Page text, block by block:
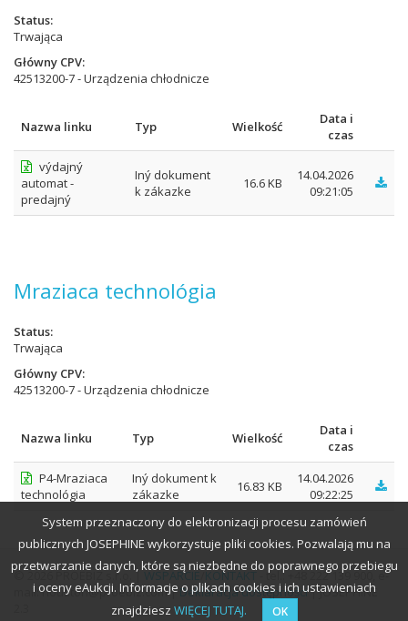
Status
Trwająca
Główny CPV
42513200-7 - Urządzenia chłodnicze
Nazwa linku Typ Wielkość
Data i
czas
výdajný
automat -
predajný
Iný dokument
k zákazke
16.6 KB
14.04.2026
09:21:05
Mraziaca technológia
Status
Trwająca
Główny CPV
42513200-7 - Urządzenia chłodnicze
Nazwa linku Typ Wielkość
Data i
czas
P4-Mraziaca
technológia
Iný dokument k
zákazke
16.83 KB
14.04.2026
09:22:25
© 2026 PROEBIZ s.r.o. |WSPARCIE/KONTAKT- tel.: +48 222 139 900, e-
mail: houston@proebiz.com | Deklaracja dostępności| JOSEPHINE
System przeznaczony do elektronizacji procesu zamówień
publicznych JOSEPHINE wykorzystuje pliki cookies. Pozwalają mu na
przetwarzanie danych, które są niezbędne do poprawnego przebiegu
i oceny eAukcji. Informacje o plikach cookies i ich ustawieniach
znajdziesz WIĘCEJ TUTAJ. OK